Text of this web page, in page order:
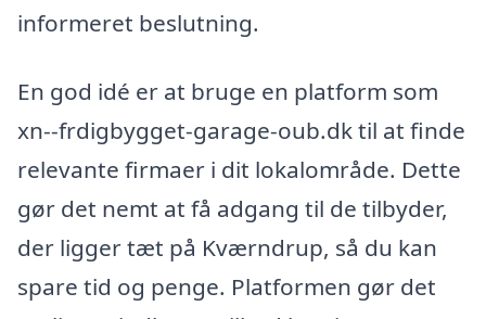
informeret beslutning.
En god idé er at bruge en platform som
xn--frdigbygget-garage-oub.dk til at finde
relevante firmaer i dit lokalområde. Dette
gør det nemt at få adgang til de tilbyder,
der ligger tæt på Kværndrup, så du kan
spare tid og penge. Platformen gør det